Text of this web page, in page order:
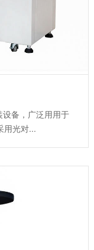
备，广泛用用于
用光对...